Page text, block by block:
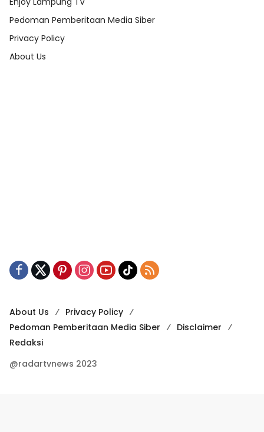
Pedoman Pemberitaan Media Siber
Privacy Policy
About Us
About Us
Privacy Policy
Pedoman Pemberitaan Media Siber
Disclaimer
Redaksi
@radartvnews 2023